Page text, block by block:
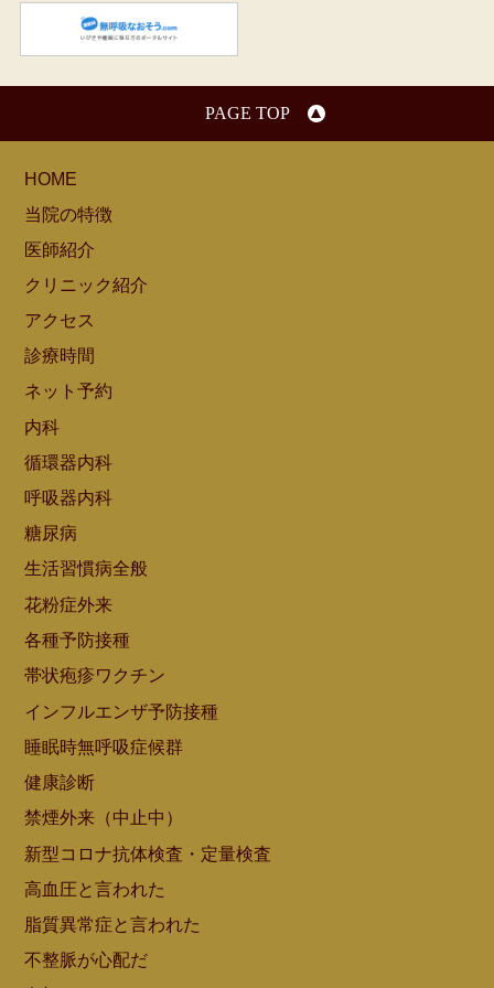
PAGE TOP
HOME
当院の特徴
医師紹介
クリニック紹介
アクセス
診療時間
ネット予約
内科
循環器内科
呼吸器内科
糖尿病
生活習慣病全般
花粉症外来
各種予防接種
帯状疱疹ワクチン
インフルエンザ予防接種
睡眠時無呼吸症候群
健康診断
禁煙外来（中止中）
新型コロナ抗体検査・定量検査
高血圧と言われた
脂質異常症と言われた
不整脈が心配だ